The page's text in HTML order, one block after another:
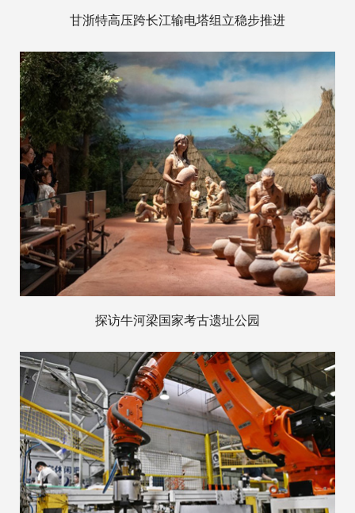
甘浙特高压跨长江输电塔组立稳步推进
探访牛河梁国家考古遗址公园